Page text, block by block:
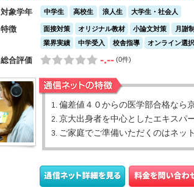
対象学年 中学生 高校生 浪人生 大学生・社会人
特徴 面接対策 オリジナル教材 小論文対策 月謝制
業界実績
中学受入 校舎指導 オンライン選
総合評価 -.-- (0件)
1. 偏差値４０からの医学部合格なら
2. 京大出身者を中心としたエキスパ
3. ご家庭でご準備いただくのはネッ